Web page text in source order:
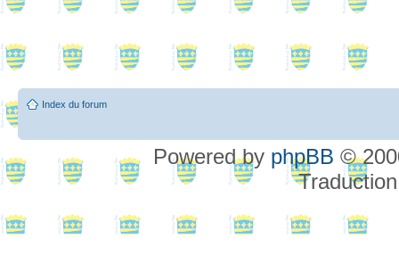
Index du forum
Powered by phpBB ©